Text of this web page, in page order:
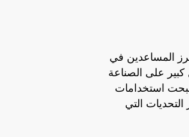
المساعدين في
كبير على الصناعة
استخدامات
التحديات التي